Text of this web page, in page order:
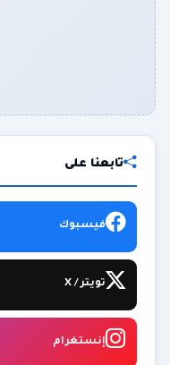
تابعنا على
فيسبوك
تويتر / X
إنستغرام